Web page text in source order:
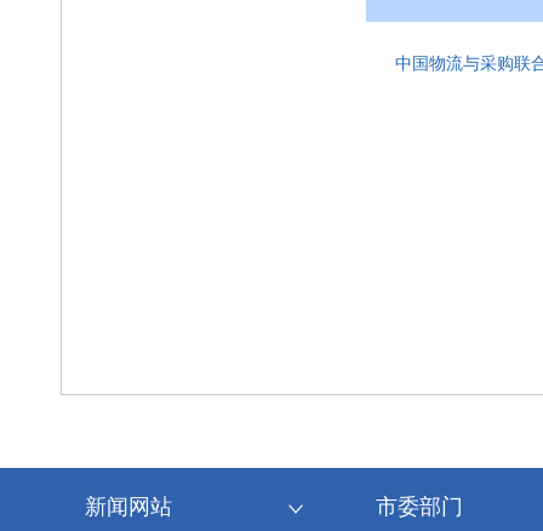
中国物流与采购联
新闻网站 市委部门